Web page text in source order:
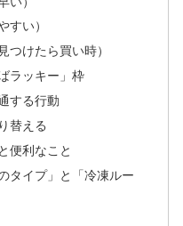
すい）
つけたら買い時）
ラッキー」枠
する行動
替える
便利なこと
タイプ」と「冷凍ルー